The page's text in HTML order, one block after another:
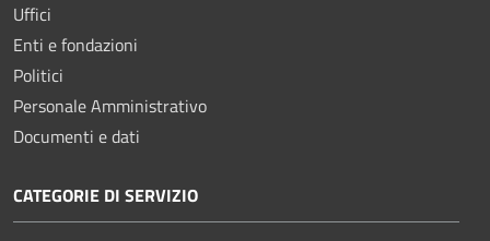
Uffici
Enti e fondazioni
Politici
Personale Amministrativo
Documenti e dati
CATEGORIE DI SERVIZIO